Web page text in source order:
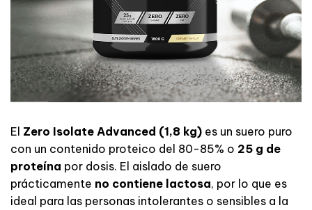
El Zero Isolate Advanced (1,8 kg) es un suero puro
con un contenido proteico del 80-85% o 25 g de
proteína por dosis. El aislado de suero
prácticamente no contiene lactosa, por lo que es
ideal para las personas intolerantes o sensibles a la